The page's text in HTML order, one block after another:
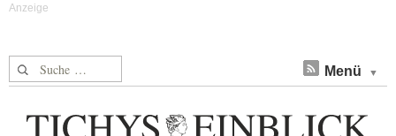
Suche nach: Menü